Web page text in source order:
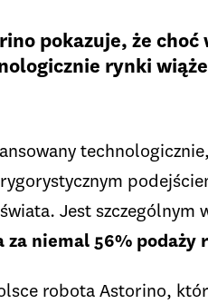
pokazuje, że
rynki
Jest
za niemal 56% podaży
robota Astorino,